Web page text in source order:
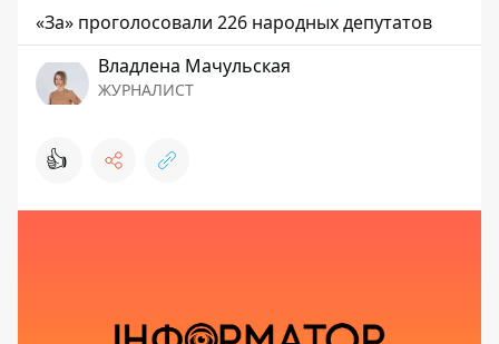
«За» проголосовали 226 народных депутатов
Владлена Мачульская
ЖУРНАЛИСТ
👍